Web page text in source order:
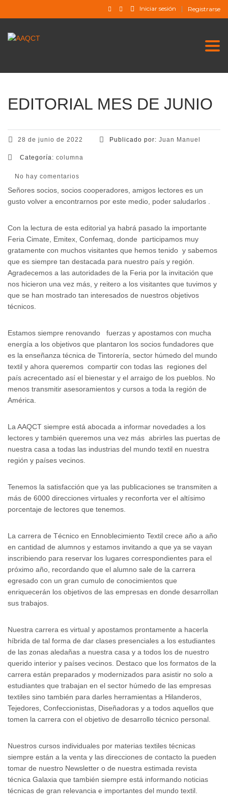
Iniciar sesión Registrarse
EDITORIAL MES DE JUNIO
28 de junio de 2022 Publicado por: Juan Manuel
Categoría: columna
No hay comentarios
Señores socios, socios cooperadores, amigos lectores es un
gusto volver a encontrarnos por este medio, poder saludarlos .
Con la lectura de esta editorial ya habrá pasado la importante
Feria Cimate, Emitex, Confemaq, donde participamos muy
gratamente con muchos visitantes que hemos tenido y sabemos
que es siempre tan destacada para nuestro país y región.
Agradecemos a las autoridades de la Feria por la invitación que
nos hicieron una vez más, y reitero a los visitantes que tuvimos y
que se han mostrado tan interesados de nuestros objetivos
técnicos.
Estamos siempre renovando fuerzas y apostamos con mucha
energía a los objetivos que plantaron los socios fundadores que
es la enseñanza técnica de Tintorería, sector húmedo del mundo
textil y ahora queremos compartir con todas las regiones del
país acrecentado así el bienestar y el arraigo de los pueblos. No
menos transmitir asesoramientos y cursos a toda la región de
América.
La AAQCT siempre está abocada a informar novedades a los
lectores y también queremos una vez más abrirles las puertas de
nuestra casa a todas las industrias del mundo textil en nuestra
región y países vecinos.
Tenemos la satisfacción que ya las publicaciones se transmiten a
más de 6000 direcciones virtuales y reconforta ver el altísimo
porcentaje de lectores que tenemos.
La carrera de Técnico en Ennoblecimiento Textil crece año a año
en cantidad de alumnos y estamos invitando a que ya se vayan
inscribiendo para reservar los lugares correspondientes para el
próximo año, recordando que el alumno sale de la carrera
egresado con un gran cumulo de conocimientos que
enriquecerán los objetivos de las empresas en donde desarrollan
sus trabajos.
Nuestra carrera es virtual y apostamos prontamente a hacerla
híbrida de tal forma de dar clases presenciales a los estudiantes
de las zonas aledañas a nuestra casa y a todos los de nuestro
querido interior y países vecinos. Destaco que los formatos de la
carrera están preparados y modernizados para asistir no solo a
estudiantes que trabajan en el sector húmedo de las empresas
textiles sino también para darles herramientas a Hilanderos,
Tejedores, Confeccionistas, Diseñadoras y a todos aquellos que
tomen la carrera con el objetivo de desarrollo técnico personal.
Nuestros cursos individuales por materias textiles técnicas
siempre están a la venta y las direcciones de contacto la pueden
tomar de nuestro Newsletter o de nuestra estimada revista
técnica Galaxia que también siempre está informando noticias
técnicas de gran relevancia e importantes del mundo textil.